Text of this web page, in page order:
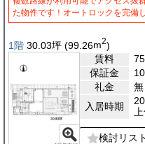
た物件です！オートロックを完備
1階 30.03坪 (99.26m2)
賃料
保証金
礼金
無
入居時期
検討リスト